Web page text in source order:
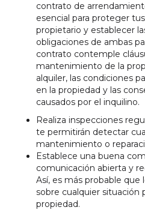
contrato de
esencial para proteger
propietario y establecer
obligaciones de ambas
contrato contemple
mantenimiento de la
alquiler, las condiciones
en la propiedad y las
causados por el inquilino.
Realiza inspecciones
te permitirán detectar
mantenimiento o
Establece una buena
comunicación abierta y
Así, es más probable
sobre cualquier situación
propiedad.